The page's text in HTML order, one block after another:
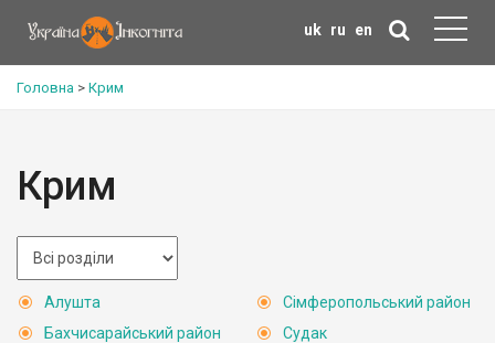
uk ru en
Головна > Крим
Крим
Алушта
Бахчисарайський район
Сімферопольський район
Судак